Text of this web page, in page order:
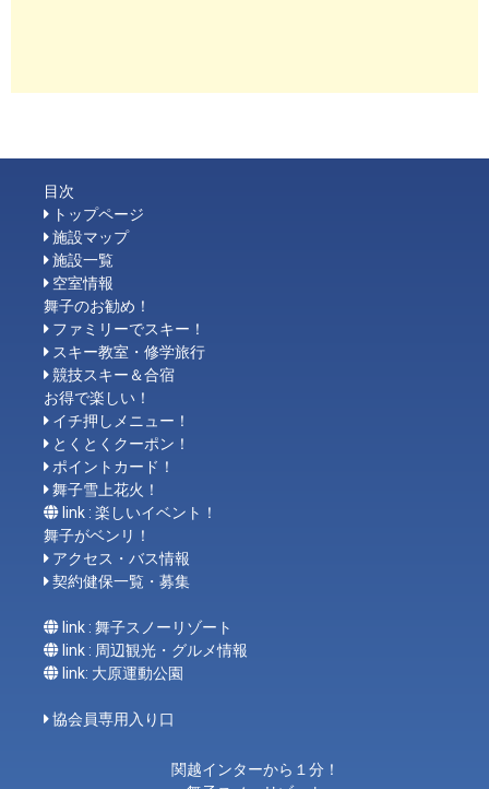
目次
トップページ
施設マップ
施設一覧
空室情報
舞子のお勧め！
ファミリーでスキー！
スキー教室・修学旅行
競技スキー＆合宿
お得で楽しい！
イチ押しメニュー！
とくとくクーポン！
ポイントカード！
舞子雪上花火！
link : 楽しいイベント！
舞子がベンリ！
アクセス・バス情報
契約健保一覧・募集
link : 舞子スノーリゾート
link : 周辺観光・グルメ情報
link: 大原運動公園
協会員専用入り口
関越インターから１分！